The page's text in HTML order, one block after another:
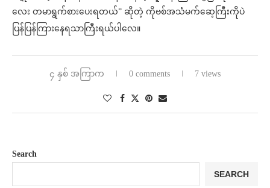
လေး တမာရွက်စားပေးရတယ်” ဆိုတဲ့ ကိုဗစ်အသံမက်ဆေ့ကြီးကိုပဲ
ပြန်ပြန်ကြားနေရသာကြီးရယ်ပါလေ။
၄ နှစ် အကြာက 0 comments 7 views
Search
SEARCH